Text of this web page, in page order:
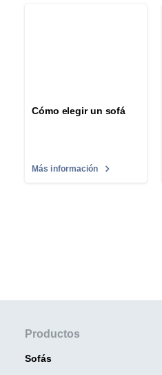
Cómo elegir un sofá
Más información
Productos
Sofás